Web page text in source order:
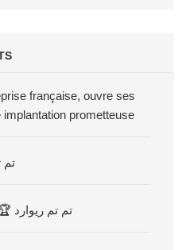
française, ouvre ses
implantation prometteuse
🏆
🏆 تم تم ريوارد